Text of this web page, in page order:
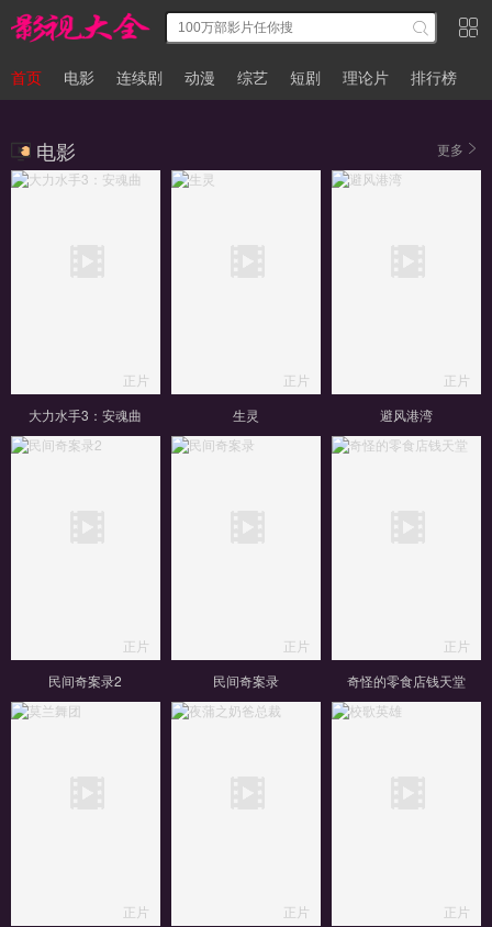
首页 电影 连续剧 动漫 综艺 短剧 理论片 排行榜
更多
电影
正片
大力水手3：安魂曲
正片
生灵
正片
避风港湾
正片
民间奇案录2
正片
民间奇案录
正片
奇怪的零食店钱天堂
正片
正片
正片